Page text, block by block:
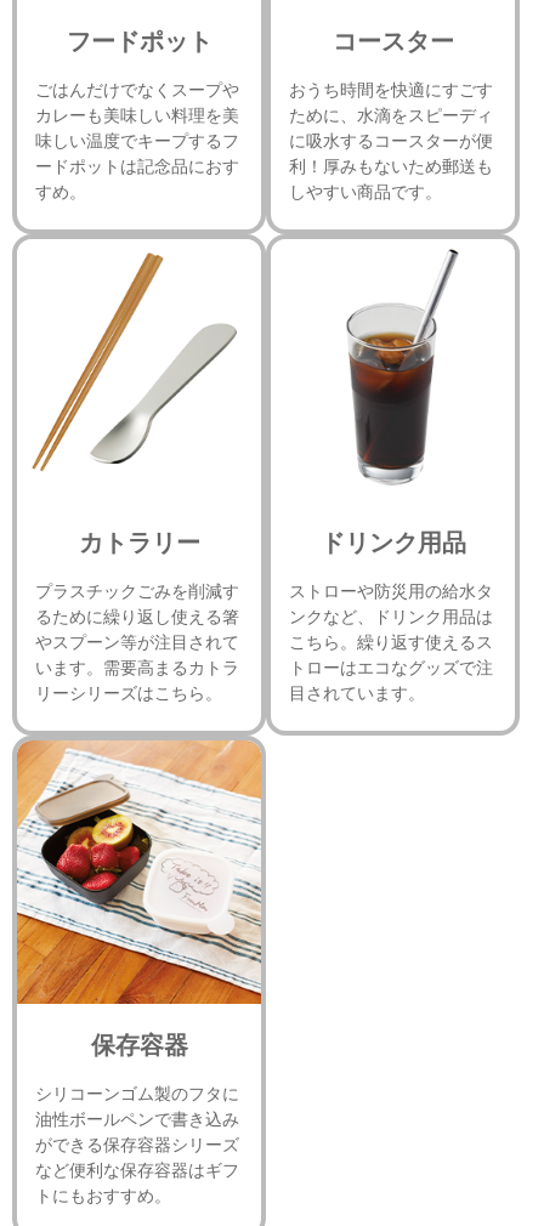
フードポット
ごはんだけでなくスープや
カレーも美味しい料理を美
味しい温度でキープするフ
ードポットは記念品におす
すめ。
コースター
おうち時間を快適にすごす
ために、水滴をスピーディ
に吸水するコースターが便
利！厚みもないため郵送も
しやすい商品です。
カトラリー
プラスチックごみを削減す
るために繰り返し使える箸
やスプーン等が注目されて
います。需要高まるカトラ
リーシリーズはこちら。
ドリンク用品
ストローや防災用の給水タ
ンクなど、ドリンク用品は
こちら。繰り返す使えるス
トローはエコなグッズで注
目されています。
保存容器
シリコーンゴム製のフタに
油性ボールペンで書き込み
ができる保存容器シリーズ
など便利な保存容器はギフ
トにもおすすめ。